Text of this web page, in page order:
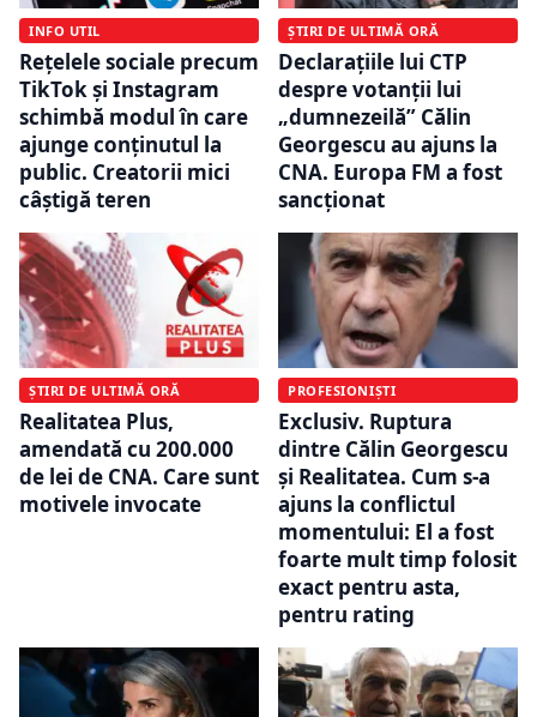
INFO UTIL
Rețelele sociale precum
TikTok și Instagram
schimbă modul în care
ajunge conținutul la
public. Creatorii mici
câștigă teren
ȘTIRI DE ULTIMĂ ORĂ
Declarațiile lui CTP
despre votanții lui
„dumnezeilă” Călin
Georgescu au ajuns la
CNA. Europa FM a fost
sancționat
ȘTIRI DE ULTIMĂ ORĂ
Realitatea Plus,
amendată cu 200.000
de lei de CNA. Care sunt
motivele invocate
PROFESIONIȘTI
Exclusiv. Ruptura
dintre Călin Georgescu
și Realitatea. Cum s-a
ajuns la conflictul
momentului: El a fost
foarte mult timp folosit
exact pentru asta,
pentru rating